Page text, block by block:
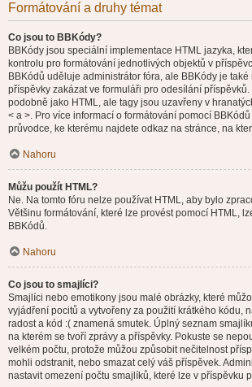
Formátování a druhy témat
Co jsou to BBKódy?
BBKódy jsou speciální implementace HTML jazyka,
kontrolu pro formátování jednotlivých objektů v
BBKódů uděluje administrátor fóra, ale BBKódy je
příspěvky zakázat ve formuláři pro odesílání
podobně jako HTML, ale tagy jsou uzavřeny v
< a >. Pro více informací o formátování pomocí
průvodce, ke kterému najdete odkaz na stránce, na
Nahoru
Můžu použít HTML?
Ne. Na tomto fóru nelze používat HTML, aby bylo
Většinu formátování, které lze provést pomocí HTML,
BBKódů.
Nahoru
Co jsou to smajlíci?
Smajlíci nebo emotikony jsou malé obrázky, které
vyjádření pocitů a vytvořeny za použití krátkého kódu,
radost a kód :( znamená smutek. Úplný seznam
na kterém se tvoří zprávy a příspěvky. Pokuste se
velkém počtu, protože můžou způsobit nečitelnost
mohli odstranit, nebo smazat celý váš příspěvek.
nastavit omezení počtu smajlíků, které lze v příspěvku